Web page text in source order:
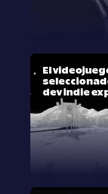
El
dev indie